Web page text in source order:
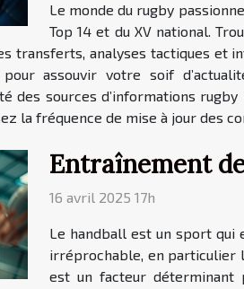
Le monde du rugby
Top 14 et du XV national.
transferts, analyses tactiques et
assouvir votre soif
des sources d’informations
la fréquence de mise à jour des
Entraînement
16 avril 2025 17h
Le handball est un sport qui
irréprochable, en particulier
est un facteur déterminant